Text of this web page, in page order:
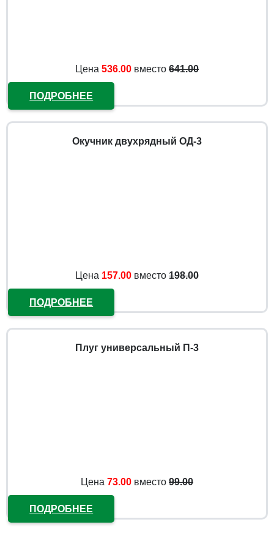
Цена 536.00 вместо 641.00
ПОДРОБНЕЕ
Окучник двухрядный ОД-3
Цена 157.00 вместо 198.00
ПОДРОБНЕЕ
Плуг универсальный П-3
Цена 73.00 вместо 99.00
ПОДРОБНЕЕ